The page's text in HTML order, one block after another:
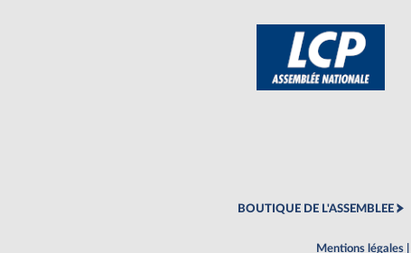
BOUTIQUE DE L'ASSEMBLEE
Mentions légales